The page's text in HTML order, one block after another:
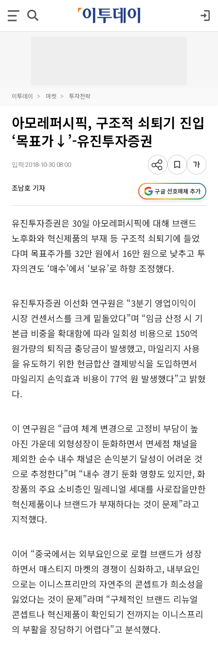
이투데이 마켓 투자전략
아모레퍼시픽, 구조적 쇠퇴기 진입
‘목표가↓’-유진투자증권
입력 2018-10-30 08:00
조남호 기자 구글 선호매체 추가
유진투자증권은 30일 아모레퍼시픽에 대해 브랜드
노후화와 혁신제품의 부재 등 구조적 쇠퇴기에 들었
다며 목표주가를 32만 원에서 16만 원으로 낮추고 투
자의견도 ‘매수’에서 ‘보유’로 하향 조정했다.
유진투자증권 이선화 연구원은 “3분기 영업이익이
시장 컨센서스를 크게 밑돌았다”며 “임금 산정 시 기
본급 비중을 확대함에 따라 일회성 비용으로 150억
원가량의 퇴직금 충당금이 발생했고, 마일리지 사용
을 유도하기 위한 현금합산 결제방식을 도입하면서
마일리지 손익효과 비용이 77억 원 발생했다”고 밝혔
다.
이 연구원은 “급여 체계 변경으로 고정비 부담이 높
아진 가운데 외형성장이 둔화하면서 면세점 채널을
제외한 순수 내수 채널은 손익분기 달성이 어려운 것
으로 추정한다”며 “내수 경기 둔화 영향도 있지만, 화
장품의 주요 소비층인 밀레니얼 세대를 사로잡을만한
혁신제품이나 브랜드가 부재하다는 것이 문제”라고
지적했다.
이어 “중국에서는 외부요인으로 로컬 브랜드가 성장
하면서 매스티지 마켓의 경쟁이 심화하고, 내부요인
으로는 이니스프리만의 자연주의 콘셉트가 희소성을
잃었다는 것이 문제”라며 “구체적인 브랜드 리뉴얼
콘셉트나 혁신제품이 확인되기 전까지는 이니스프리
의 부활을 장담하기 어렵다”고 분석했다.